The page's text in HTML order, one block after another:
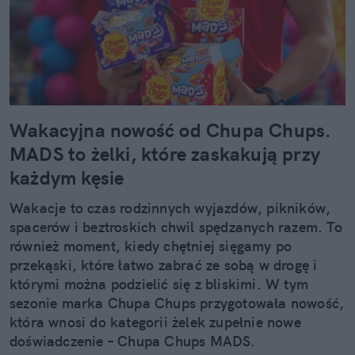
interesują mnie wszelkie nowiny i trendy ze świata
szeroko pojętej kultury – filmów, seriali, muzyki,
mody. W wolnym czasie lubię zrobić pilates lub
przejść się na spacer (najlepiej z moim psem),
natomiast najbardziej cieszy mnie perspektywa
wyjazdu w góry (Bieszczady to mój drugi dom) albo
podróży za granicę. Szczególnie zachwycam się
krajami dalekiej północy, a zwłaszcza miejscami,
gdzie można podziwiać zorzę polarną. W swoich
tekstach chciałabym poruszać tematy bliskie
codziennych po wielkie wydarzenia na świecie,
dotykające społeczeństwa. Zawsze fascynowały
mnie też wciągające reportaże podróżnicze, które
czyta się jak dobrą książkę.
Wakacyjna nowość od Chupa Chups.
MADS to żelki, które zaskakują przy
każdym kęsie
Wakacje to czas rodzinnych wyjazdów, pikników,
spacerów i beztroskich chwil spędzanych razem. To
również moment, kiedy chętniej sięgamy po
przekąski, które łatwo zabrać ze sobą w drogę i
którymi można podzielić się z bliskimi. W tym
sezonie marka Chupa Chups przygotowała nowość,
która wnosi do kategorii żelek zupełnie nowe
doświadczenie – Chupa Chups MADS.